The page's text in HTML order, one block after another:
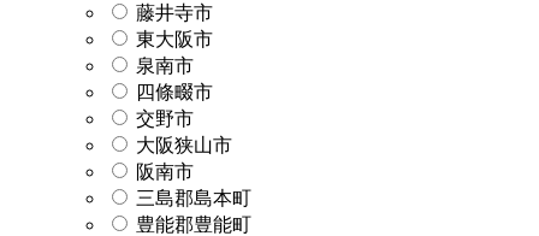
藤井寺市
東大阪市
泉南市
四條畷市
交野市
大阪狭山市
阪南市
三島郡島本町
豊能郡豊能町